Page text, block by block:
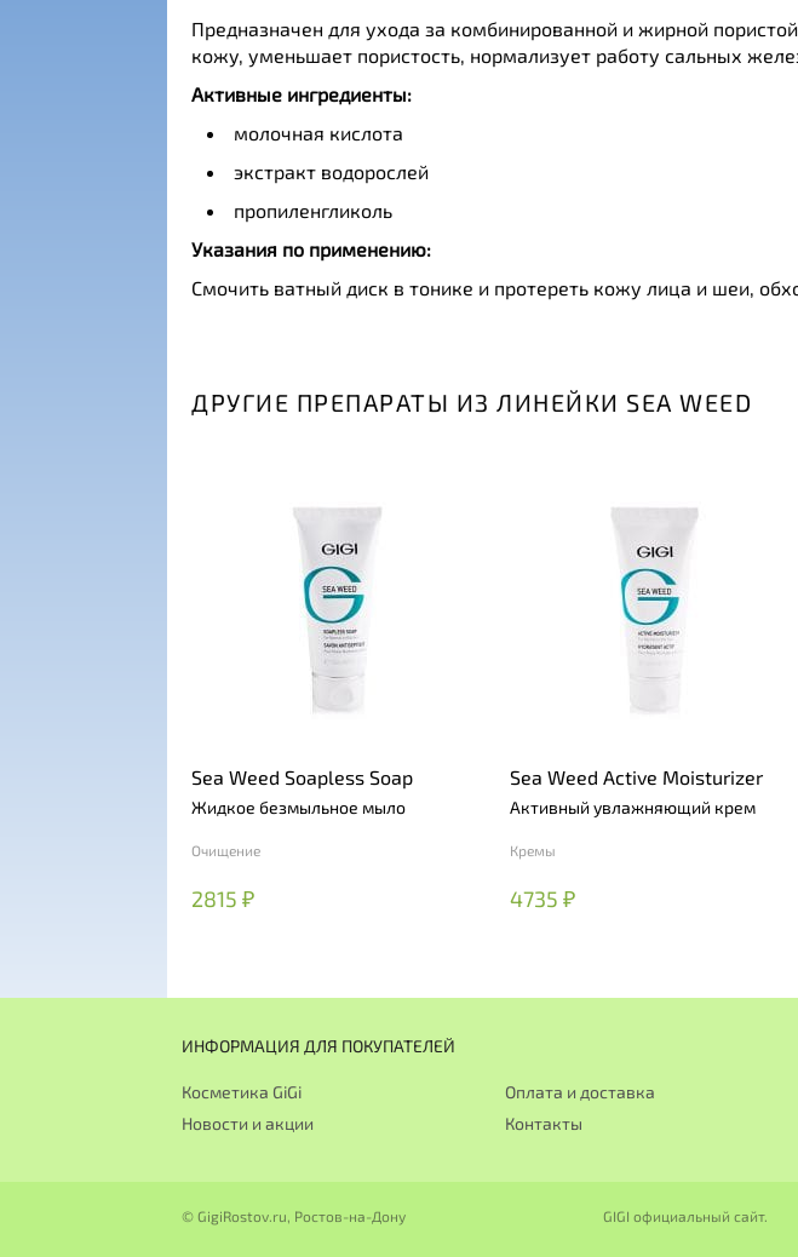
Предназначен для ухода за комбинированной и жирной
кожу, уменьшает пористость, нормализует работу сальных
Активные ингредиенты:
молочная кислота
экстракт водорослей
пропиленгликоль
Указания по применению:
Смочить ватный диск в тонике и протереть кожу лица и шеи,
ДРУГИЕ ПРЕПАРАТЫ ИЗ ЛИНЕЙКИ SEA WEED
Sea Weed Soapless Soap
Жидкое безмыльное мыло
Очищение
2815 ₽
Sea Weed Active Moisturizer
Активный увлажняющий крем
Кремы
4735 ₽
ИНФОРМАЦИЯ ДЛЯ ПОКУПАТЕЛЕЙ
Косметика GiGi
Новости и акции
Оплата и доставка
Контакты
© GigiRostov.ru, Ростов-на-Дону GIGI официальный сайт.